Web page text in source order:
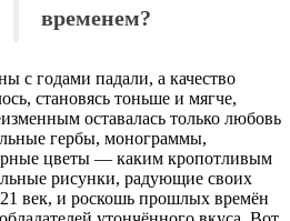
временем?
с годами падали, а качество
становясь тоньше и мягче,
оставалась только любовь
гербы, монограммы,
цветы — каким кропотливым
рисунки, радующие своих
век, и роскошь прошлых времён